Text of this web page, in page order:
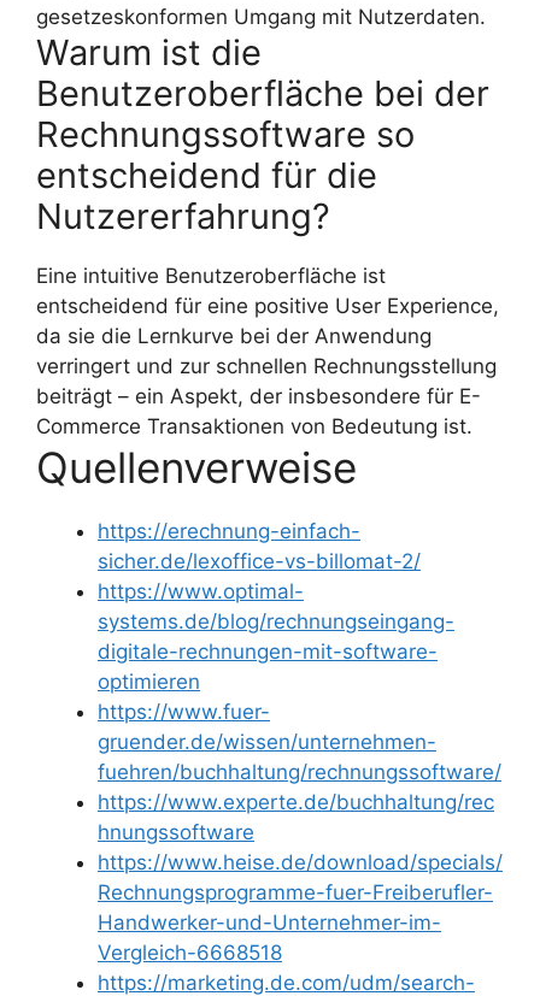
gesetzeskonformen Umgang mit Nutzerdaten.
Warum ist die
Benutzeroberfläche bei der
Rechnungssoftware so
entscheidend für die
Nutzererfahrung?
Eine intuitive Benutzeroberfläche ist
entscheidend für eine positive User Experience,
da sie die Lernkurve bei der Anwendung
verringert und zur schnellen Rechnungsstellung
beiträgt – ein Aspekt, der insbesondere für E-
Commerce Transaktionen von Bedeutung ist.
Quellenverweise
https://erechnung-einfach-
sicher.de/lexoffice-vs-billomat-2/
https://www.optimal-
systems.de/blog/rechnungseingang-
digitale-rechnungen-mit-software-
optimieren
https://www.fuer-
gruender.de/wissen/unternehmen-
fuehren/buchhaltung/rechnungssoftware/
https://www.experte.de/buchhaltung/rec
hnungssoftware
https://www.heise.de/download/specials/
Rechnungsprogramme-fuer-Freiberufler-
Handwerker-und-Unternehmer-im-
Vergleich-6668518
https://marketing.de.com/udm/search-